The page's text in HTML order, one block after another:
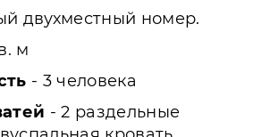
двухместный номер.
м
- 3 человека
- 2 раздельные